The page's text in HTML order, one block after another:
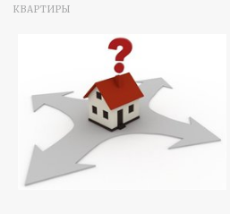
КВАРТИРЫ